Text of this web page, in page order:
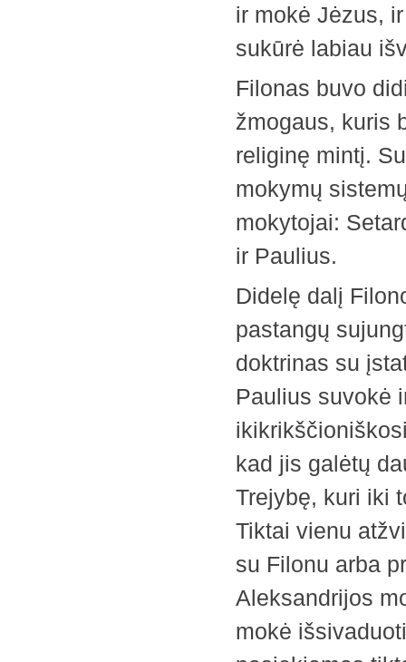
ir mokė Jėzus,
sukūrė labiau
Filonas buvo
žmogaus, kuris
religinę mintį.
mokymų
mokytojai:
ir Paulius.
Didelę dalį
pastangų
doktrinas su
Paulius suvokė
kad jis galėtų
Trejybę, kuri iki
Tiktai vienu
su Filonu arba
Aleksandrijos
mokė